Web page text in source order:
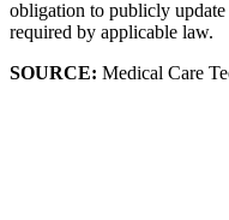
obligation to publicly
required by applicable law.
SOURCE: Medical Care